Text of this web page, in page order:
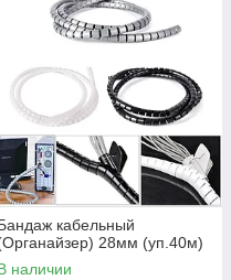
кабельный
28мм (уп.40м)
наличии